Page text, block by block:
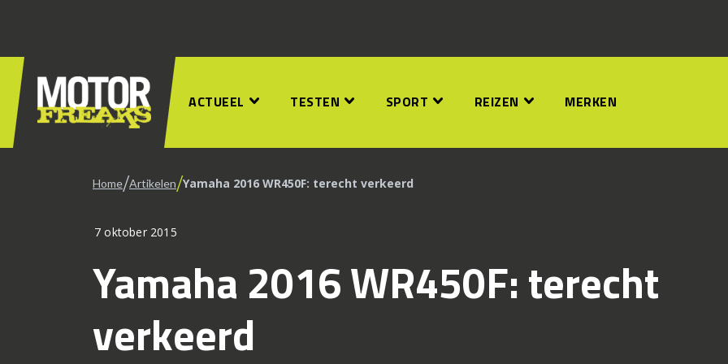
ACTUEEL TESTEN SPORT REIZEN MERKEN
Home/Artikelen/Yamaha 2016 WR450F: terecht verkeerd
7 oktober 2015
Yamaha 2016 WR450F: terecht
verkeerd